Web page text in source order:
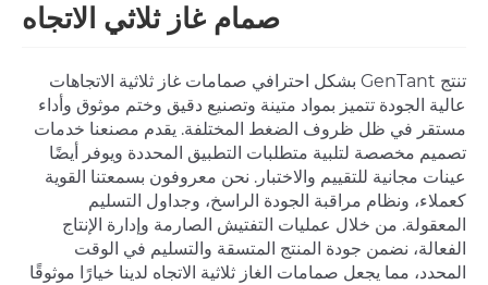
صمام غاز ثلاثي الاتجاه
تنتج GenTant بشكل احترافي صمامات غاز ثلاثية الاتجاهات
عالية الجودة تتميز بمواد متينة وتصنيع دقيق وختم موثوق وأداء
مستقر في ظل ظروف الضغط المختلفة. يقدم مصنعنا خدمات
تصميم مخصصة لتلبية متطلبات التطبيق المحددة ويوفر أيضًا
عينات مجانية للتقييم والاختبار. نحن معروفون بسمعتنا القوية
كعملاء، ونظام مراقبة الجودة الراسخ، وجداول التسليم
المعقولة. من خلال عمليات التفتيش الصارمة وإدارة الإنتاج
الفعالة، نضمن جودة المنتج المتسقة والتسليم في الوقت
المحدد، مما يجعل صمامات الغاز ثلاثية الاتجاه لدينا خيارًا موثوقًا